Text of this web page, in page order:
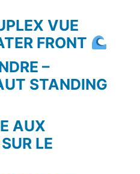
VUE
FRONT
–
STANDING
AUX
LE